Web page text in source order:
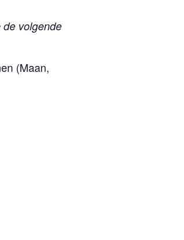
volgende
(Maan,